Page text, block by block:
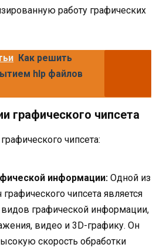
работу графических
Как решить
hlp файлов
графического чипсета
чипсета:
информации: Одной из
чипсета является
видов графической информации,
видео и 3D-графику. Он
скорость обработки